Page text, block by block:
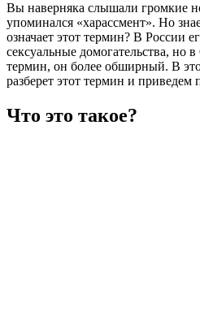
Вы наверняка слышали громкие
упоминался «харассмент». Но
означает этот термин? В России
сексуальные домогательства, но
термин, он более обширный. В
разберет этот термин и приведем
Что это такое?